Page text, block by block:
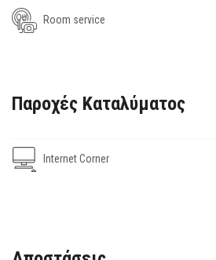
Room service
Παροχές Καταλύματος
Internet Corner